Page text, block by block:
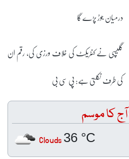
درمیان جوڑ پڑے گا
گلیسپی نے کنٹریکٹ کی خلاف ورزی کی، رقم ان
کی طرف نکلتی ہے: پی سی بی
آج کا موسم
36 °C
Clouds